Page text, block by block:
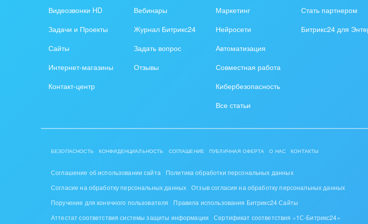
АПК и пищевая
промышленность
конференции
Изготовление памятников и
мемориальных комплексов
Инвестиционный бизнес
Видеозвонки HD
Задачи и Проекты
Сайты
Интернет-магазины
Контакт-центр
Вебинары
Журнал Битрикс24
Задать вопрос
Отзывы
Маркетинг
Нейросети
Автоматизация
Совместная работа
Кибербезопасность
Все статьи
Стать партнером
Битрикс24 для
БЕЗОПАСНОСТЬ КОНФИДЕНЦИАЛЬНОСТЬ СОГЛАШЕНИЕ ПУБЛИЧНАЯ ОФЕРТА О НАС КОНТАКТЫ
Соглашение об использовании сайта
Политика обработки персональных данных
Согласие на обработку персональных данных Отзыв согласия на обработку персональных данных
Поручение для конечного пользователя
Правила использования Битрикс24 Сайты
Аттестат соответствия системы защиты информации
Сертификат соответствия «1С-Битрикс24»